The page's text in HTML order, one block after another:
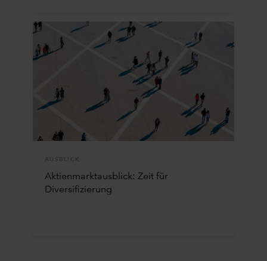
AUSBLICK
Aktienmarktausblick: Zeit für
Diversifizierung